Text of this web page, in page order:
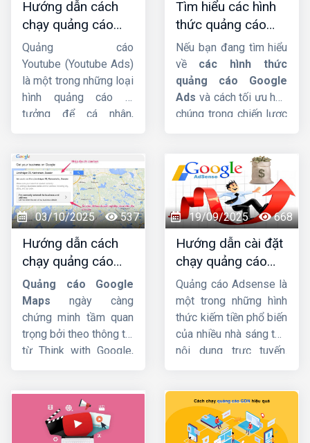
nhá.
Hướng dẫn cách
chạy quảng cáo
Youtube Ads hiệu
quả từ chuyên gia
Quảng cáo
Youtube (Youtube Ads)
là một trong những loại
hình quảng cáo lý
tưởng để cá nhân,
phát triển thương hiệu,
quảng bá sản phẩm,
dịch vụ đến nhiều
người dùng hơn. Trong
bài viết này,Công ty
HIGsẽ hướng dẫn
cách chạy quảng cáo
Youtubu Ads
chi tiết
từ A-Z. Cùng đón xem
ngay sau đây nhé !
Tìm hiểu các hình
thức quảng cáo
google ads hiện
nay
Nếu bạn đang tìm hiểu
về các hình thức
quảng cáo Google
Ads và cách tối ưu hóa
chúng trong chiến lược
sẽ giúp bạn có cái nhìn
tổng quan và chi tiết
nhất.
03/10/2025
537
Hướng dẫn cách
chạy quảng cáo
google maps chi
tiết từ A-Z
Quảng cáo Google
Maps ngày càng
chứng minh tầm quan
trọng bởi theo thông tin
từ Think with Google,
vòng 24h kể từ khi họ
tìm kiếm trên Google
Maps. Vì vậy, nếu
19/09/2025 668
Hướng dẫn cài đặt
chạy quảng cáo
google adsense
chi tiết từ A-Z
Quảng cáo Adsense là
một trong những hình
thức kiếm tiền phổ biến
của nhiều nhà sáng tạo
nội dung trực tuyến.
Google Adsensesao
cho hợp lý thì không
phải ai cũng biết. Vì